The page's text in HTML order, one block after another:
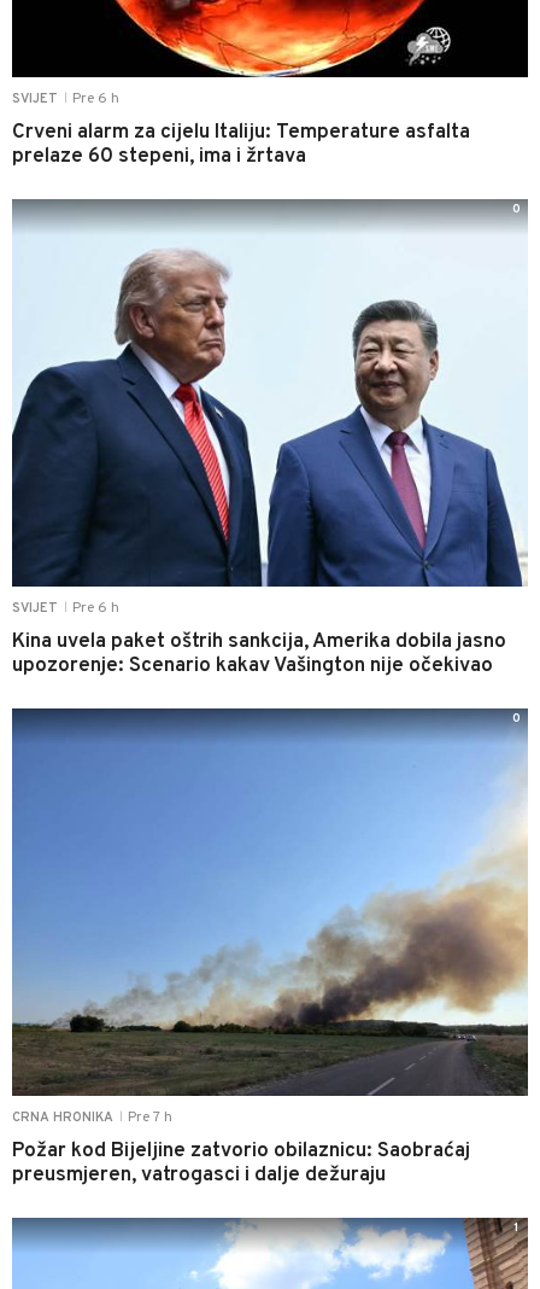
SVIJET Pre 6 h
Crveni alarm za cijelu Italiju: Temperature asfalta
prelaze 60 stepeni, ima i žrtava
SVIJET Pre 6 h
Kina uvela paket oštrih sankcija, Amerika dobila jasno
upozorenje: Scenario kakav Vašington nije očekivao
0
CRNA HRONIKA Pre 7 h
Požar kod Bijeljine zatvorio obilaznicu: Saobraćaj
preusmjeren, vatrogasci i dalje dežuraju
0
1